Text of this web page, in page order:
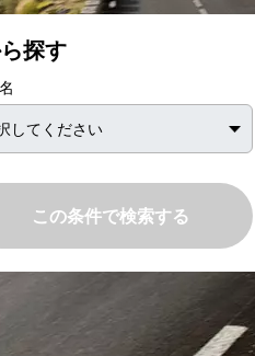
探す
この条件で検索する